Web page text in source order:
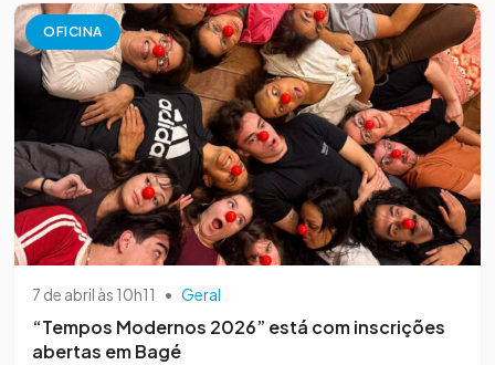
OFICINA
7 de abril às 10h11 • Geral
“Tempos Modernos 2026” está com inscrições
abertas em Bagé